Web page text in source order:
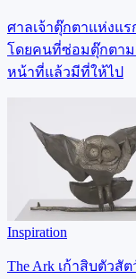
ศาลเจ้าตุ๊กตาแห่งแ
โดยคนที่ซ่อมตุ๊กตา
หน้าที่แล้วมีที่ให้ไป
Inspiration
The Ark เก้าสิบตัวสั